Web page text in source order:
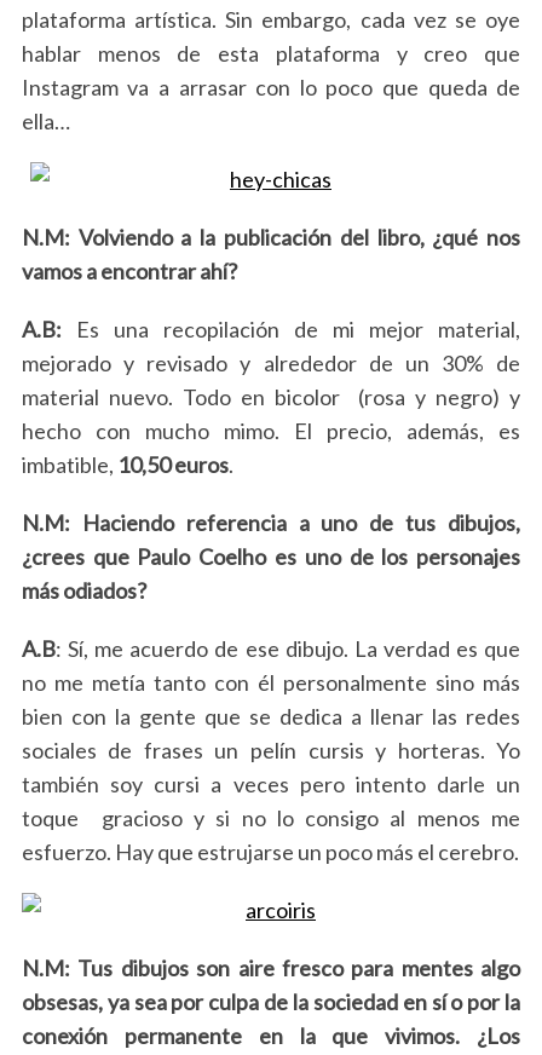
plataforma artística. Sin embargo, cada vez se oye
hablar menos de esta plataforma y creo que
Instagram va a arrasar con lo poco que queda de
ella…
N.M: Volviendo a la publicación del libro, ¿qué nos
vamos a encontrar ahí?
A.B: Es una recopilación de mi mejor material,
mejorado y revisado y alrededor de un 30% de
material nuevo. Todo en bicolor (rosa y negro) y
hecho con mucho mimo. El precio, además, es
imbatible, 10,50 euros.
N.M: Haciendo referencia a uno de tus dibujos,
¿crees que Paulo Coelho es uno de los personajes
más odiados?
A.B: Sí, me acuerdo de ese dibujo. La verdad es que
no me metía tanto con él personalmente sino más
bien con la gente que se dedica a llenar las redes
sociales de frases un pelín cursis y horteras. Yo
también soy cursi a veces pero intento darle un
toque gracioso y si no lo consigo al menos me
esfuerzo. Hay que estrujarse un poco más el cerebro.
N.M: Tus dibujos son aire fresco para mentes algo
obsesas, ya sea por culpa de la sociedad en sí o por la
conexión permanente en la que vivimos. ¿Los
e
a
c
f
o
r
: